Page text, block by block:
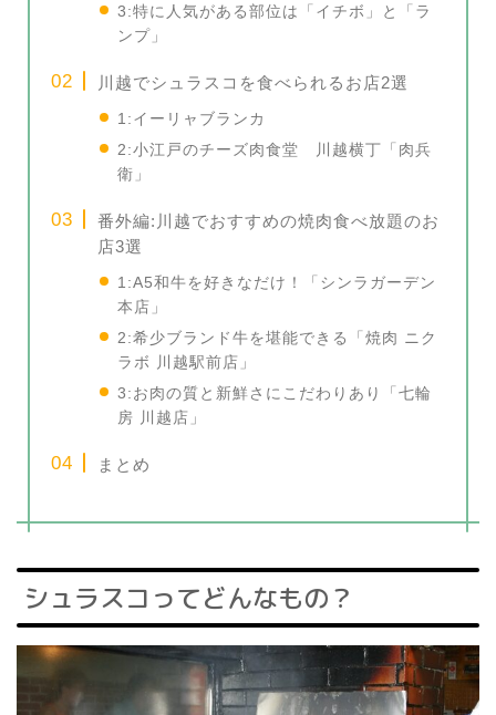
3:特に人気がある部位は「イチボ」と「ラ
ンプ」
川越でシュラスコを食べられるお店2選
1:イーリャブランカ
2:小江戸のチーズ肉食堂 川越横丁「肉兵
衛」
番外編:川越でおすすめの焼肉食べ放題のお
店3選
1:A5和牛を好きなだけ！「シンラガーデン
本店」
2:希少ブランド牛を堪能できる「焼肉 ニク
ラボ 川越駅前店」
3:お肉の質と新鮮さにこだわりあり「七輪
房 川越店」
まとめ
シュラスコってどんなもの？